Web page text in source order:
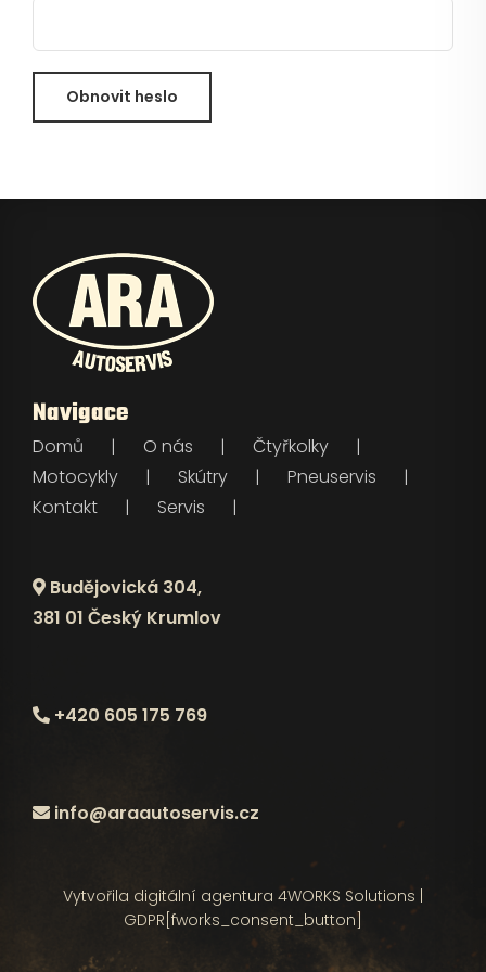
Obnovit heslo
Navigace
Domů O nás
Čtyřkolky
Motocykly
Skútry
Pneuservis
Kontakt
Servis
Budějovická 304,
381 01 Český Krumlov
+420 605 175 769
info@araautoservis.cz
Vytvořila digitální agentura 4WORKS Solutions
GDPR [fworks_consent_button]